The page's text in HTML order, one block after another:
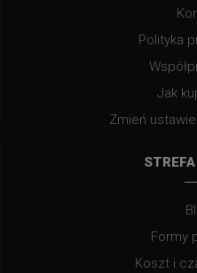
Polityka
Jak
Zmień
Formy
Koszt i